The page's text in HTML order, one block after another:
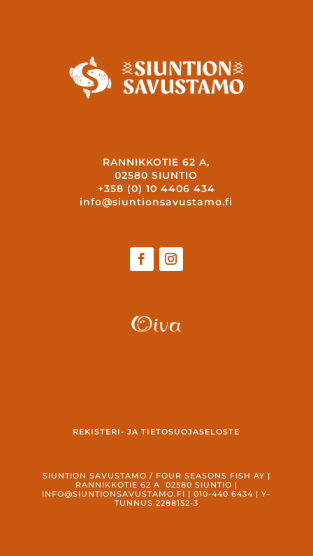
RANNIKKOTIE 62 A,
02580 SIUNTIO
+358 (0) 10 4406 434
info@siuntionsavustamo.fi
REKISTERI- JA TIETOSUOJASELOSTE
SIUNTION SAVUSTAMO / FOUR SEASONS FISH AY |
RANNIKKOTIE 62 A 02580 SIUNTIO |
INFO@SIUNTIONSAVUSTAMO.FI | 010-440 6434 | Y-
TUNNUS 2288152-3